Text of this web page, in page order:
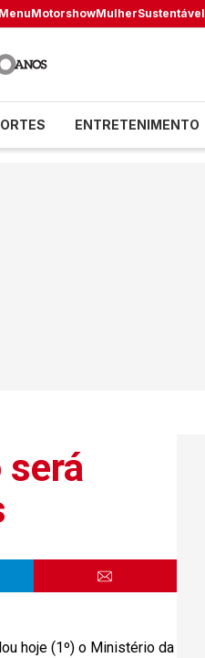
MenuMotorshowMulherSustentável
ENTRETENIMENTO
hoje (1º) o Ministério da